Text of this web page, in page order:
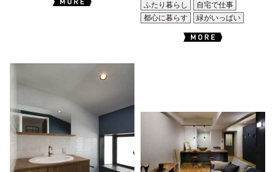
ふたり暮らし
自宅で仕事
都心に暮らす
緑がいっぱい